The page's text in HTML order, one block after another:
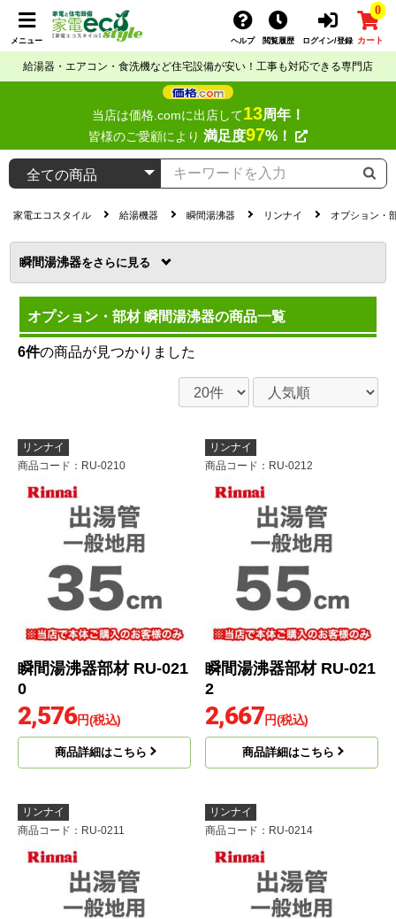
メニュー ヘルプ 閲覧履歴 ログイン/登録
0
カート
給湯器・エアコン・食洗機など住宅設備が安い！工事も対応できる専門店
当店は価格.comに出店して13周年！
皆様のご愛顧により 満足度97%！
家電エコスタイル 給湯機器 瞬間湯沸器 リンナイ オプション・
瞬間湯沸器を
オプション・部材 瞬間湯沸器の商品一覧
6件の商品が見つかりました
リンナイ
商品コード ：RU-0210
瞬間湯沸器部材 RU-021
0
2,576円(税込)
商品詳細はこちら
リンナイ
商品コード ：RU-0212
瞬間湯沸器部材 RU-021
2
2,667円(税込)
商品詳細はこちら
リンナイ
商品コード ：RU-0211
リンナイ
商品コード ：RU-0214